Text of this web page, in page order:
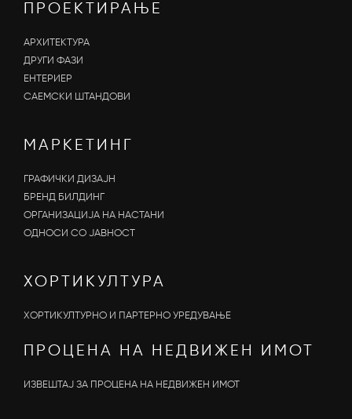
ПРОЕКТИРАЊЕ
АРХИТЕКТУРА
ДРУГИ ФАЗИ
ЕНТЕРИЕР
САЕМСКИ ШТАНДОВИ
МАРКЕТИНГ
ГРАФИЧКИ ДИЗАЈН
БРЕНД БИЛДИНГ
ОРГАНИЗАЦИЈА НА НАСТАНИ
OДНОСИ СО ЈАВНОСТ
ХОРТИКУЛТУРА
ХОРТИКУЛТУРНО И ПАРТЕРНО УРЕДУВАЊЕ
ПРОЦЕНА НА НЕДВИЖЕН ИМОТ
ИЗВЕШТАЈ ЗА ПРОЦЕНА НА НЕДВИЖЕН ИМОТ